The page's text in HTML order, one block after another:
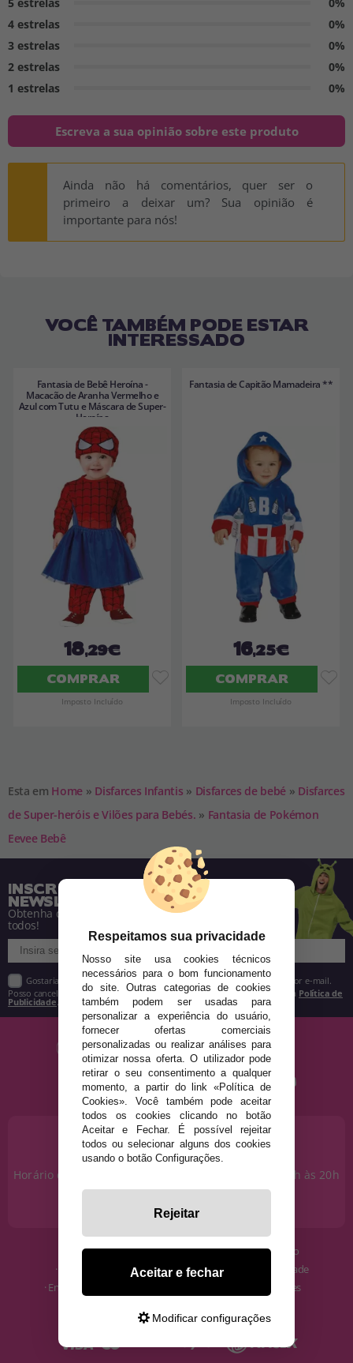
4 estrelas
0%
3 estrelas
0%
2 estrelas
0%
1 estrelas
0%
Escreva a sua opinião sobre este produto
Ainda não há comentários, quer ser o
primeiro a deixar um? Sua opinião é
importante para nós!
VOCÊ TAMBÉM PODE ESTAR
INTERESSADO
Fantasia de Bebê Heroína -
Macacão de Aranha Vermelho e
Azul com Tutu e Máscara de Super-
Heroína
18,29€
COMPRAR
Imposto Incluído
Fantasia de Capitão Mamadeira **
16,25€
COMPRAR
Imposto Incluído
Esta em Home » Disfarces Infantis » Disfarces de bebé » Disfarces
de Super-heróis e Vilões para Bebés. » Fantasia de Pokémon
Eevee Bebê
INSCREVA-SE NA NOSSA
NEWSLETTER
Obtenha descontos e saiba de tudo antes de
todos!
Gostaria de receber descontos exclusivos, novidades e tendências por e-mail.
Posso cancelar a inscrição a qualquer momento, conforme estipulado na Política de
Publicidade
PRECISA DE AJUDA?
915 793 695
Horário de segunda a sexta das 10h às 14h e das 17h às 20h
info@disfracestuyyo.pt
· Quem somos
· Como comprar
· Envios e Devoluções
· Condições de uso
· Política de Privacidade
· Política de Cookies
Respeitamos sua privacidade
Nosso site usa cookies técnicos
necessários para o bom funcionamento
do site. Outras categorias de cookies
também podem ser usadas para
personalizar a experiência do usuário,
fornecer ofertas comerciais
personalizadas ou realizar análises para
otimizar nossa oferta. O utilizador pode
retirar o seu consentimento a qualquer
momento, a partir do link «Política de
Cookies». Você também pode aceitar
todos os cookies clicando no botão
Aceitar e Fechar. É possível rejeitar
todos ou selecionar alguns dos cookies
usando o botão Configurações.
Rejeitar
Aceitar e fechar
Modificar configurações